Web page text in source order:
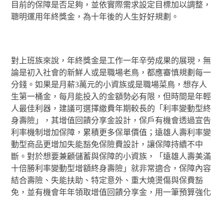
目前的保障是否足夠，並依實際需求設定目標加以調整，
聰明運用年終獎金，為十年後的人生好好規劃。
對上班族來說，年終獎金是工作一年辛勞成果的展現，無
論是初入社會的新鮮人或是職場老鳥，都應審慎規劃每一
分錢。如果是月薪3萬元的小資族或是職場菜鳥，想存人
生第一桶金，每月能投入的金額勢必有限，但時間是年輕
人最佳利器，建議可選擇繳費年期較長的「利率變動型終
身壽險」，其增值回饋分享金設計，保戶有機會透過宣告
利率機制增加保障，累積更多保單價值；遠雄人壽利率變
動型商品更增加失能豁免保險費設計，讓保障持續不中
斷。對於想要兼顧儲蓄與保障的小資族，「遠雄人壽美滿
十倍勝利率變動型增額終身壽險」就非常適合，保障內容
結合壽險、失能扶助、特定意外、重大燒燙傷與保費豁
免，並有機會年年領取增值回饋分享金，用一筆預算強化